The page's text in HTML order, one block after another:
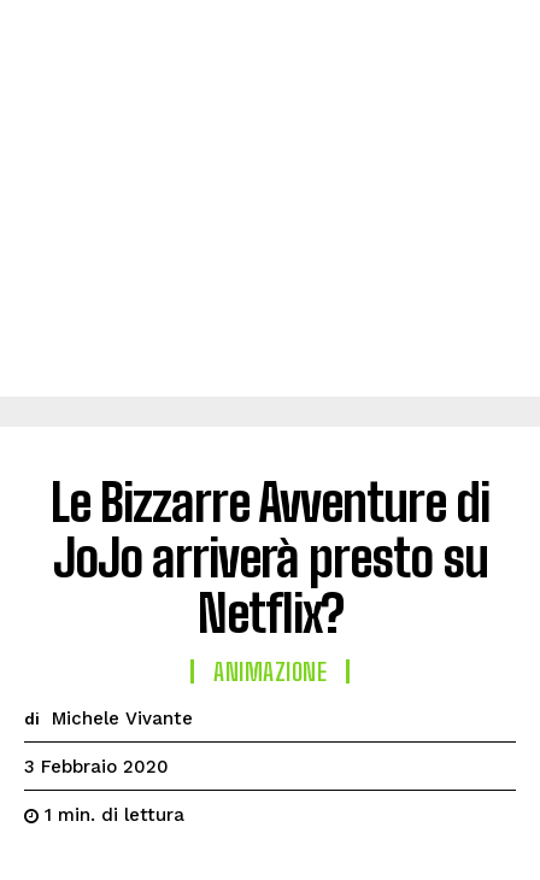
Le Bizzarre Avventure di
JoJo arriverà presto su
Netflix?
ANIMAZIONE
di Michele Vivante
3 Febbraio 2020
1 min. di lettura